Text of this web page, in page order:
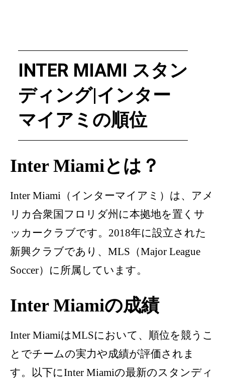
INTER MIAMI スタン
ディング|インター
マイアミの順位
Inter Miamiとは？
Inter Miami（インターマイアミ）は、アメ
リカ合衆国フロリダ州に本拠地を置くサ
ッカークラブです。2018年に設立された
新興クラブであり、MLS（Major League
Soccer）に所属しています。
Inter Miamiの成績
Inter MiamiはMLSにおいて、順位を競うこ
とでチームの実力や成績が評価されま
す。以下にInter Miamiの最新のスタンディ